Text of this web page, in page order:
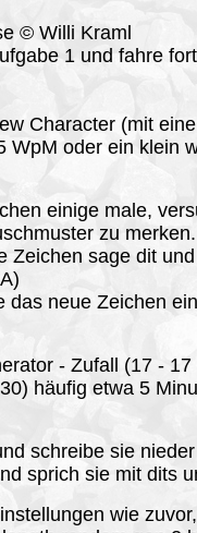
© Willi Kraml
1 und fahre
Character (mit
WpM oder ein klein
einige male,
zu merken.
Zeichen sage dit
das neue Zeichen
- Zufall (17 - 17
häufig etwa 5
schreibe sie nieder
sprich sie mit dits
wie